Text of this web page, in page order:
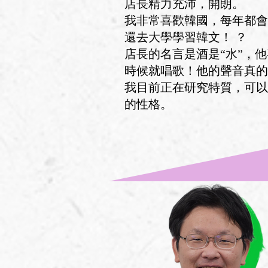
店長精力充沛，開朗。
我非常喜歡韓國，每年都
還去大學學習韓文！ ？
店長的名言是酒是“水”，
時候就唱歌！他的聲音真
我目前正在研究特質，可
的性格。